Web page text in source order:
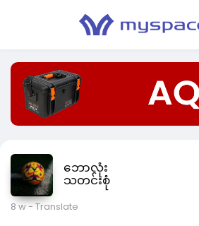
ဘောလုံး
သတင်းစုံ
8 w- Translate